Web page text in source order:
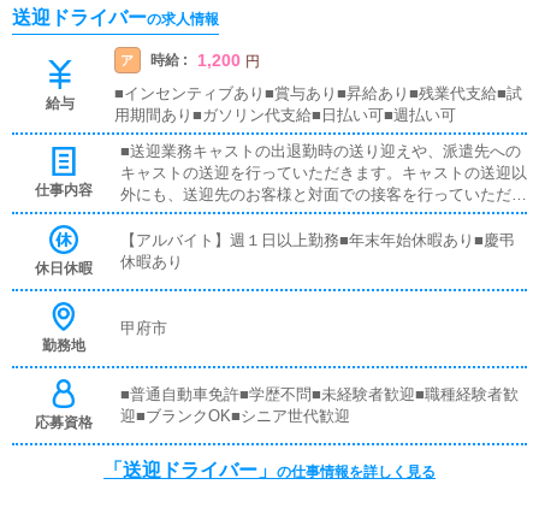
送迎ドライバーの求人情報
給与
ア 時給 : 1,200 円
■インセンティブあり■賞与あり■昇給あり■残業代支給■試
用期間あり■ガソリン代支給■日払い可■週払い可
仕事内容
■送迎業務キャストの出退勤時の送り迎えや、派遣先への
キャストの送迎を行っていただきます。キャストの送迎以
外にも、送迎先のお客様と対面での接客を行っていただき
ます。お客様のご案内時に、システムの説明や料金の受け
取り等、対面での簡単な接客になります。最初は先輩ドラ
イバーと同乗して行動し、業務の流れを覚えていただきま
事務所や待機室の清掃を行っていただきます。キャストの
休日休暇
【アルバイト】週１日以上勤務■年末年始休暇あり■慶弔
休暇あり
勤務地
甲府市
応募資格
■普通自動車免許■学歴不問■未経験者歓迎■職種経験者歓
迎■ブランクOK■シニア世代歓迎
「送迎ドライバー」 の仕事情報を詳しく見る